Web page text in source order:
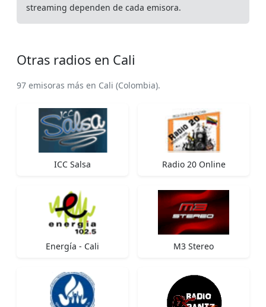
streaming dependen de cada emisora.
Otras radios en Cali
97 emisoras más en Cali (Colombia).
ICC Salsa Radio 20 Online
Energía - Cali M3 Stereo